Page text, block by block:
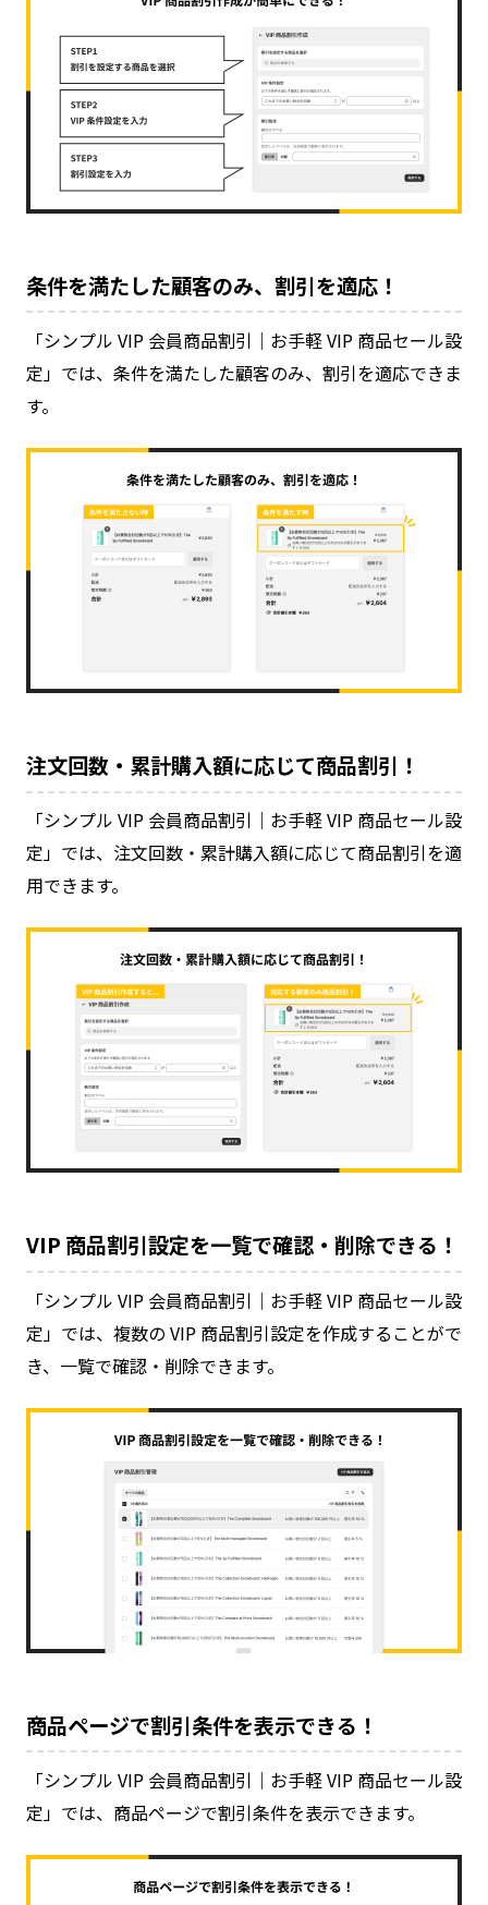
条件を満たした顧客のみ、割引を適応！
「シンプル VIP 会員商品割引｜お手軽 VIP 商品セール設
定」では、条件を満たした顧客のみ、割引を適応できま
す。
注文回数・累計購入額に応じて商品割引！
「シンプル VIP 会員商品割引｜お手軽 VIP 商品セール設
定」では、注文回数・累計購入額に応じて商品割引を適
用できます。
VIP 商品割引設定を一覧で確認・削除できる！
「シンプル VIP 会員商品割引｜お手軽 VIP 商品セール設
定」では、複数の VIP 商品割引設定を作成することがで
き、一覧で確認・削除できます。
商品ページで割引条件を表示できる！
「シンプル VIP 会員商品割引｜お手軽 VIP 商品セール設
定」では、商品ページで割引条件を表示できます。